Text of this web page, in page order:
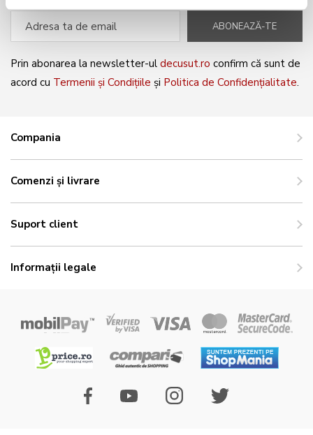
ABONEAZĂ-TE
Prin abonarea la newsletter-ul decusut.ro confirm că sunt de
acord cu Termenii și Condițiile și Politica de Confidențialitate.
Compania
Comenzi și livrare
Suport client
Informații legale